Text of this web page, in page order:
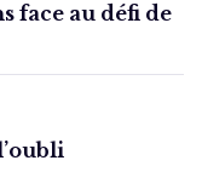
face au défi de